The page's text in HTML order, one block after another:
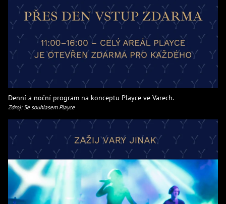
Denní a noční program na konceptu Playce ve Varech.
Zdroj: Se souhlasem Playce